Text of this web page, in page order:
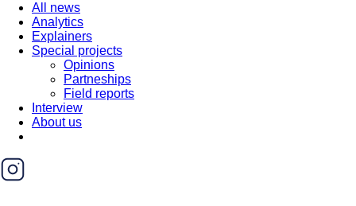
All news
Analytics
Explainers
Special projects
Opinions
Partneships
Field reports
Interview
About us